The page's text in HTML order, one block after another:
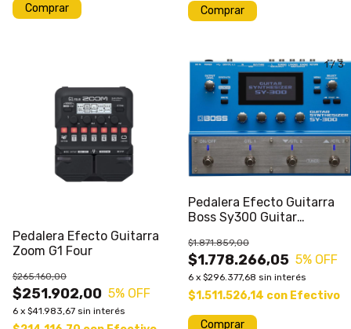
Comprar Comprar
Pedalera Efecto Guitarra
Zoom G1 Four
$251.902,00
$265.160,00
5% OFF
6 x $41.983,67 sin interés
1/3
Pedalera Efecto Guitarra
Boss Sy300 Guitar
$1.778.266,05
$1.871.859,00
5% OFF
6 x $296.377,68 sin interés
$1.511.526,14 con Efectivo